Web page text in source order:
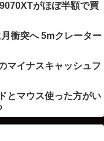
がほぼ半額で買
衝突へ 5mクレーター
マイナスキャッシュフ
とマウス使った方がい